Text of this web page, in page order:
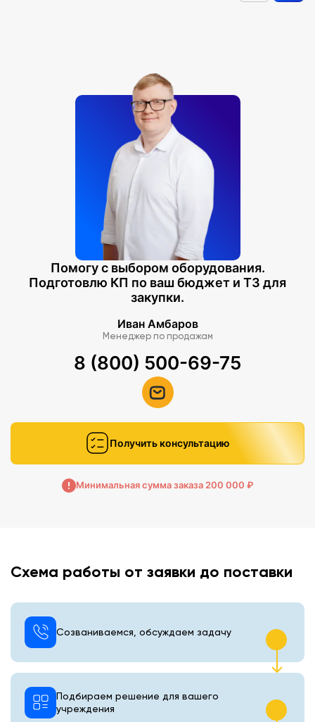
Помогу с выбором оборудования.
Подготовлю КП по ваш бюджет и ТЗ для
закупки.
Иван Амбаров
Менеджер по продажам
8 (800) 500-69-75
Получить консультацию
Минимальная сумма заказа 200 000 ₽
Схема работы от заявки до поставки
Созваниваемся, обсуждаем задачу
Подбираем решение для вашего
учреждения